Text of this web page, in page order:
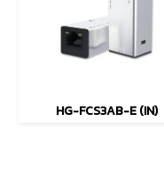
HG-FCS3AB-E (IN)